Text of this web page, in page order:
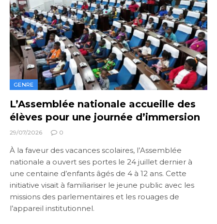
GENRE
L’Assemblée nationale accueille des
élèves pour une journée d’immersion
29/07/2026 0
À la faveur des vacances scolaires, l’Assemblée
nationale a ouvert ses portes le 24 juillet dernier à
une centaine d’enfants âgés de 4 à 12 ans. Cette
initiative visait à familiariser le jeune public avec les
missions des parlementaires et les rouages de
l’appareil institutionnel.